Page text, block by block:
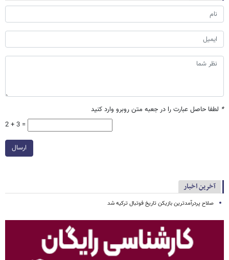
* لطفا حاصل عبارت را در جعبه متن روبرو وارد کنید
2 + 3 =
ارسال
آخرین اخبار
صلاح پردرآمدترین بازیکن تاریخ فوتبال ترکیه شد